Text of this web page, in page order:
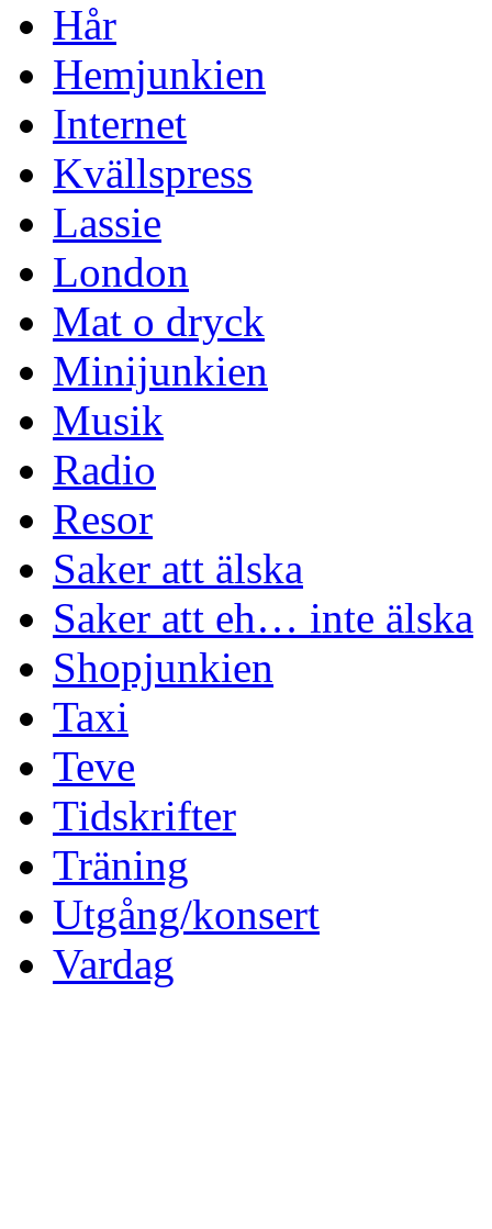
Hår
Hemjunkien
Internet
Kvällspress
Lassie
London
Mat o dryck
Minijunkien
Musik
Radio
Resor
Saker att älska
Saker att eh… inte älska
Shopjunkien
Taxi
Teve
Tidskrifter
Träning
Utgång/konsert
Vardag